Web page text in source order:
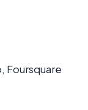
Foursquare